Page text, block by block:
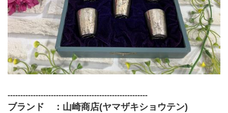
-------------------------------------------------------
ブランド　：山崎商店(ヤマザキショウテン)